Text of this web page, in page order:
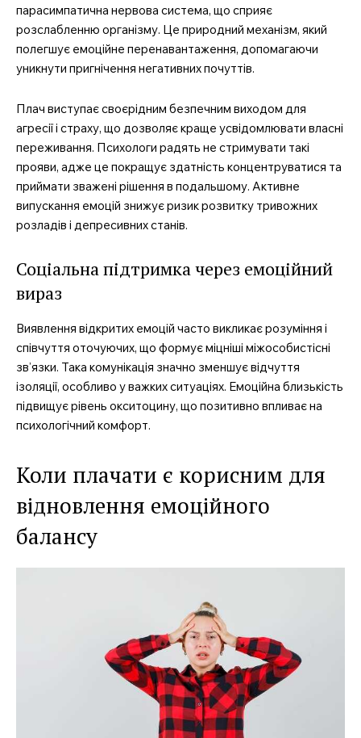
парасимпатична нервова система, що сприяє
розслабленню організму. Це природний механізм, який
полегшує емоційне перенавантаження, допомагаючи
уникнути пригнічення негативних почуттів.
Плач виступає своєрідним безпечним виходом для
агресії і страху, що дозволяє краще усвідомлювати власні
переживання. Психологи радять не стримувати такі
прояви, адже це покращує здатність концентруватися та
приймати зважені рішення в подальшому. Активне
випускання емоцій знижує ризик розвитку тривожних
розладів і депресивних станів.
Соціальна підтримка через емоційний
вираз
Виявлення відкритих емоцій часто викликає розуміння і
співчуття оточуючих, що формує міцніші міжособистісні
зв’язки. Така комунікація значно зменшує відчуття
ізоляції, особливо у важких ситуаціях. Емоційна близькість
підвищує рівень окситоцину, що позитивно впливає на
психологічний комфорт.
Коли плачати є корисним для
відновлення емоційного
балансу